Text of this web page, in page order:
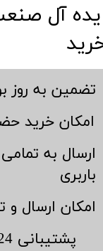
​تضمین به
​امکان خرید
​ارسال به
باربری
​امکان ارسال و
​پشتیبانی 24 ساعته در هفت روز هفته
آل